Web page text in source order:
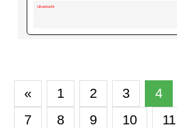
Uitverkocht
« 1 2 3 4
7
8 9 10 11